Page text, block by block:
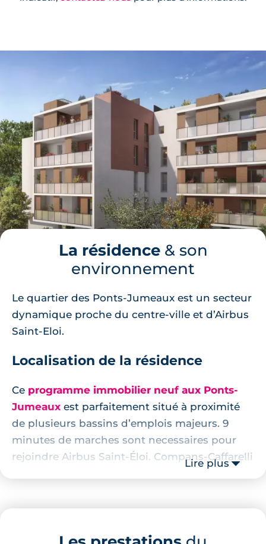
La résidence& son
environnement
Le quartier des Ponts-Jumeaux est un secteur
dynamique proche du centre-ville et d’Airbus
Saint-Eloi.
Localisation de la résidence
Ce programme immobilier neuf aux Ponts-
Jumeaux est parfaitement situé à proximité
de plusieurs bassins d’emplois majeurs. 9
minutes de marches sont necessaires pour
rejoindre Airbus Saint-Éloi. Compans-Caffarelli
est accessible à moins de 10 minutes en vélo.
joignable en 7 minutes de route. Enfin le CHU
minutes en voiture.
Lire plus